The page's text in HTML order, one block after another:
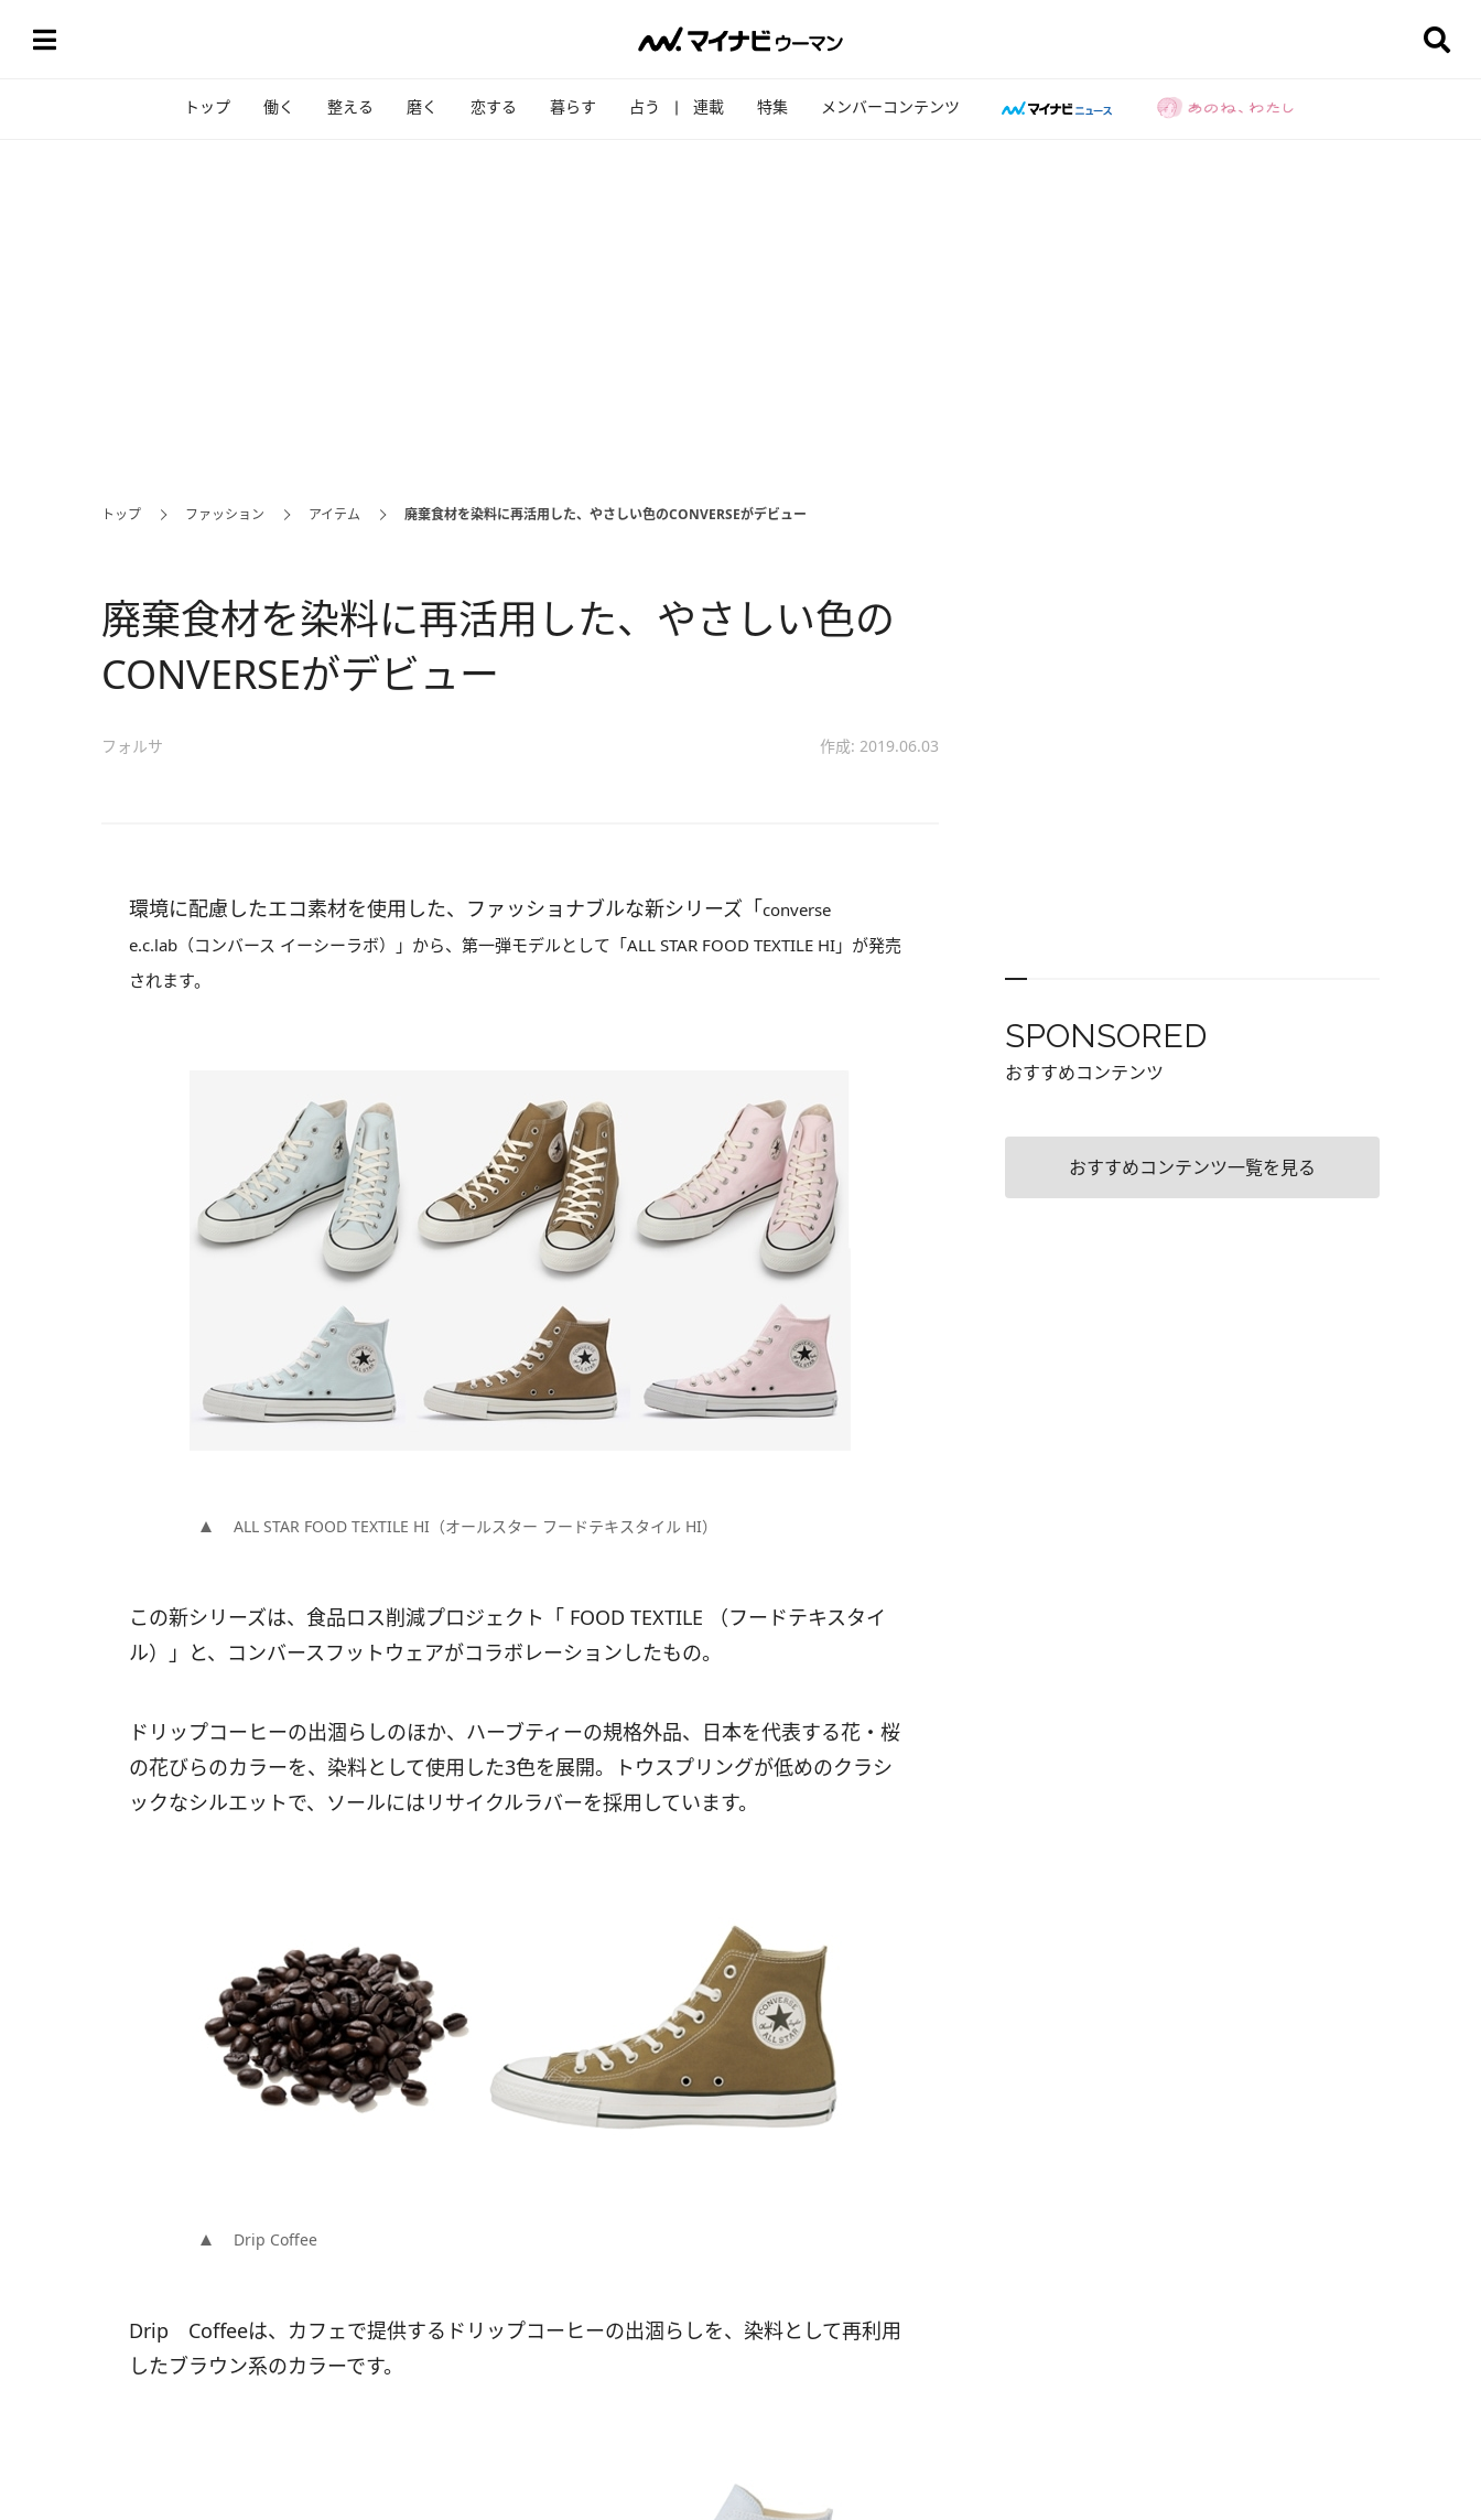
トップ 働く 整える 磨く 恋する 暮らす 占う 連載 特集 メンバーコンテンツ
トップ ファッション アイテム 廃棄食材を染料に再活用した、やさしい色のCONVERSEがデビュー
廃棄食材を染料に再活用した、やさしい色の
CONVERSEがデビュー
フォルサ 作成: 2019.06.03
環境に配慮したエコ素材を使用した、ファッショナブルな新シリーズ「converse
e.c.lab （コンバース イーシーラボ）」から、第一弾モデルとして「ALL STAR FOOD TEXTILE HI」が発売
されます。
ALL STAR FOOD TEXTILE HI（オールスター フードテキスタイル HI）
この新シリーズは、食品ロス削減プロジェクト「 FOOD TEXTILE （フードテキスタイ
ル）」と、コンバースフットウェアがコラボレーションしたもの。
ドリップコーヒーの出涸らしのほか、ハーブティーの規格外品、日本を代表する花・桜
の花びらのカラーを、染料として使用した3色を展開。トウスプリングが低めのクラシ
ックなシルエットで、ソールにはリサイクルラバーを採用しています。
Drip Coffee
Drip Coffeeは、カフェで提供するドリップコーヒーの出涸らしを、染料として再利用
したブラウン系のカラーです。
SPONSORED
おすすめコンテンツ
おすすめコンテンツ一覧を見る